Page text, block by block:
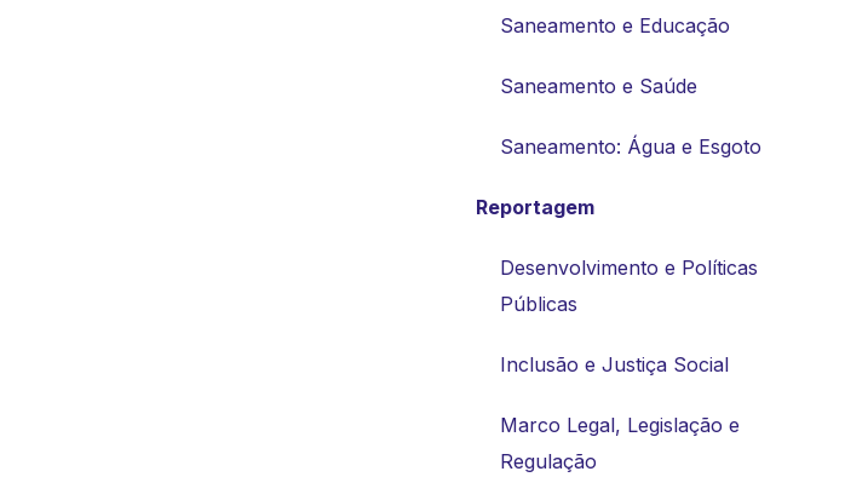
Saneamento e Educação
Saneamento e Saúde
Saneamento: Água e Esgoto
Reportagem
Desenvolvimento e Políticas
Públicas
Inclusão e Justiça Social
Marco Legal, Legislação e
Regulação